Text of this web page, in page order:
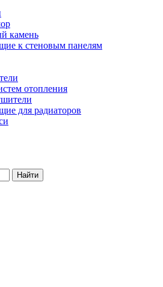
камень
к стеновым панелям
отопления
для радиаторов
Найти